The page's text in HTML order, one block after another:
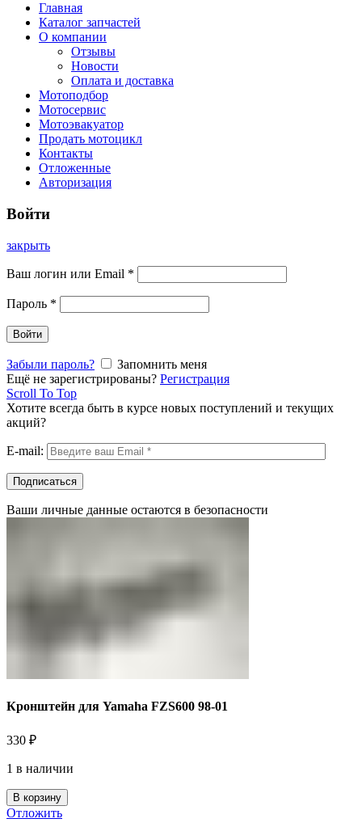
Главная
Каталог запчастей
О компании
Отзывы
Новости
Оплата и доставка
Мотоподбор
Мотосервис
Мотоэвакуатор
Продать мотоцикл
Контакты
Отложенные
Авторизация
Войти
закрыть
Ваш логин или Email *
Пароль *
Войти
Забыли пароль?
Запомнить меня
Ещё не зарегистрированы? Регистрация
Scroll To Top
Хотите всегда быть в курсе новых поступлений и текущих
акций?
E-mail:
Ваши личные данные остаются в безопасности
Кронштейн для Yamaha FZS600 98-01
330 ₽
1 в наличии
В корзину
Отложить